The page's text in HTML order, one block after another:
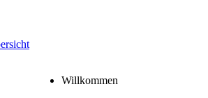
Willkommen